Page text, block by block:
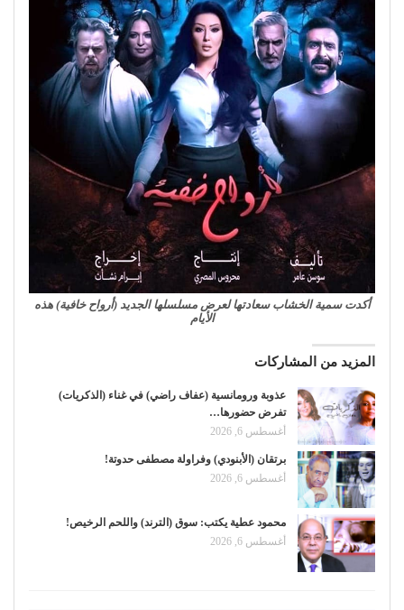
أكدت سمية الخشاب سعادتها لعرض مسلسلها الجديد (أرواح خافية) هذه
الأيام
المزيد من المشاركات
عذوبة ورومانسية (عفاف راضي) في غناء (الذكريات)
تفرض حضورها…
أغسطس 6, 2026
برتقان (الأبنودي) وفراولة مصطفى حدوتة!
أغسطس 6, 2026
محمود عطية يكتب: سوق (الترند) واللحم الرخيص!
أغسطس 6, 2026